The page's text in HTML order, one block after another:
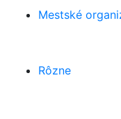
Mestské
Rôzne